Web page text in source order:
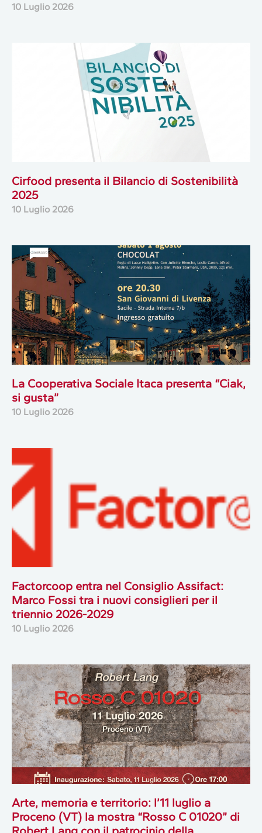
10 Luglio 2026
Cirfood presenta il Bilancio di Sostenibilità
2025
10 Luglio 2026
La Cooperativa Sociale Itaca presenta “Ciak,
si gusta”
10 Luglio 2026
Factorcoop entra nel Consiglio Assifact:
Marco Fossi tra i nuovi consiglieri per il
triennio 2026-2029
10 Luglio 2026
Arte, memoria e territorio: l’11 luglio a
Proceno (VT) la mostra “Rosso C 01020” di